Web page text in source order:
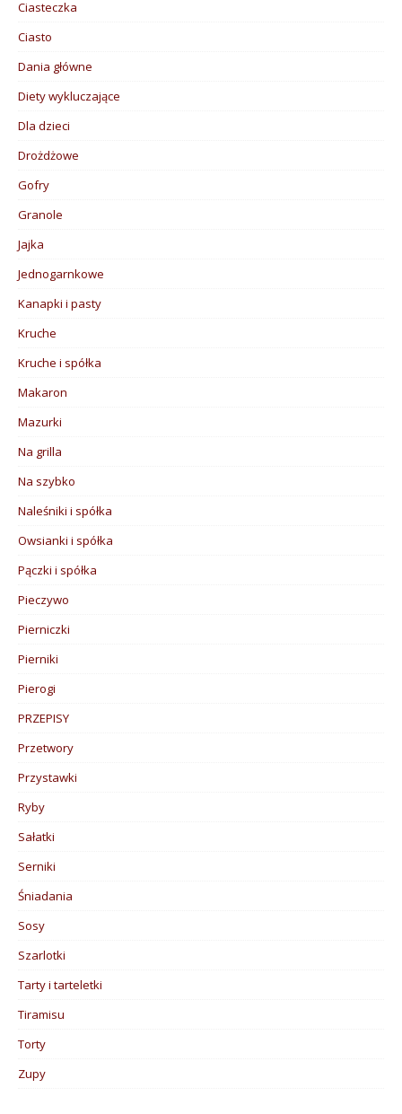
Ciasteczka
Ciasto
Dania główne
Diety wykluczające
Dla dzieci
Drożdżowe
Gofry
Granole
Jajka
Jednogarnkowe
Kanapki i pasty
Kruche
Kruche i spółka
Makaron
Mazurki
Na grilla
Na szybko
Naleśniki i spółka
Owsianki i spółka
Pączki i spółka
Pieczywo
Pierniczki
Pierniki
Pierogi
PRZEPISY
Przetwory
Przystawki
Ryby
Sałatki
Serniki
Śniadania
Sosy
Szarlotki
Tarty i tarteletki
Tiramisu
Torty
Zupy